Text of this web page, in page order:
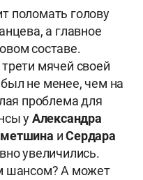
поломать голову
а главное
составе.
мячей своей
не менее, чем на
проблема для
уАлександра
иСердара
увеличились.
шансом? А может